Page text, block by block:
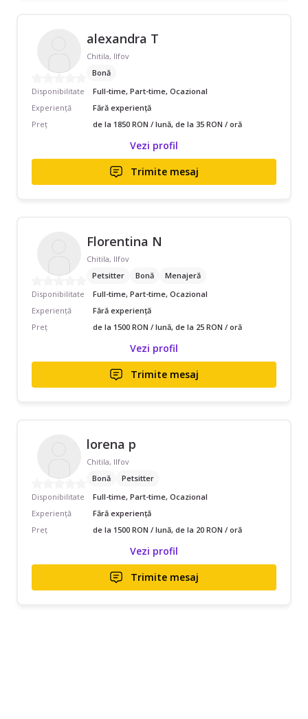
alexandra T
Chitila, Ilfov
Bonă
Disponibilitate
Full-time, Part-time, Ocazional
Experiență
Fără experiență
Preț
de la 1850 RON / lună, de la 35 RON / oră
Vezi profil
Trimite mesaj
Florentina N
Chitila, Ilfov
Petsitter
Bonă
Menajeră
Disponibilitate
Full-time, Part-time, Ocazional
Experiență
Fără experiență
Preț
de la 1500 RON / lună, de la 25 RON / oră
Vezi profil
Trimite mesaj
lorena p
Chitila, Ilfov
Bonă
Petsitter
Disponibilitate
Full-time, Part-time, Ocazional
Experiență
Fără experiență
Preț
de la 1500 RON / lună, de la 20 RON / oră
Vezi profil
Trimite mesaj